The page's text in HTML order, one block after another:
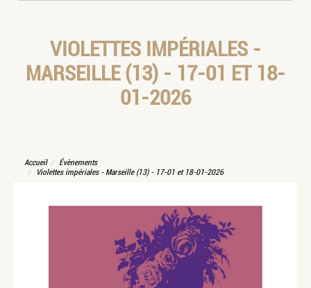
VIOLETTES IMPÉRIALES -
MARSEILLE (13) - 17-01 ET 18-
01-2026
Accueil
Évènements
Violettes impériales - Marseille (13) - 17-01 et 18-01-2026